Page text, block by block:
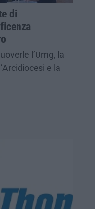
di
l’Umg, la
e la